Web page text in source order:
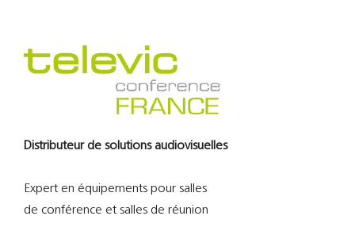
Distributeur de solutions audiovisuelles
Expert en équipements pour salles
de conférence et salles de réunion